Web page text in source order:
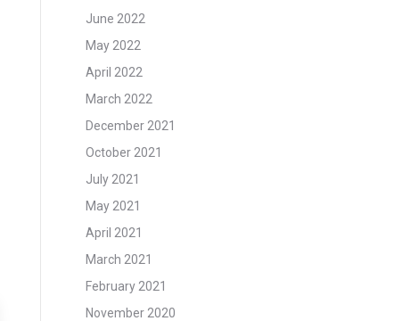
June 2022
May 2022
April 2022
March 2022
December 2021
October 2021
July 2021
May 2021
April 2021
March 2021
February 2021
November 2020